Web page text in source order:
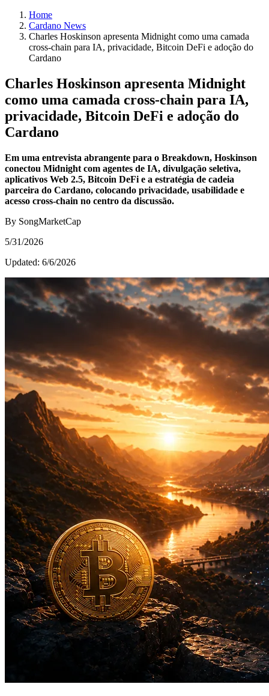
Home
Cardano News
Charles Hoskinson apresenta Midnight como uma camada
cross-chain para IA, privacidade, Bitcoin DeFi e adoção do
Cardano
Charles Hoskinson apresenta Midnight
como uma camada cross-chain para IA,
privacidade, Bitcoin DeFi e adoção do
Cardano
Em uma entrevista abrangente para o Breakdown, Hoskinson
conectou Midnight com agentes de IA, divulgação seletiva,
aplicativos Web 2.5, Bitcoin DeFi e a estratégia de cadeia
parceira do Cardano, colocando privacidade, usabilidade e
acesso cross-chain no centro da discussão.
By SongMarketCap
5/31/2026
Updated: 6/6/2026